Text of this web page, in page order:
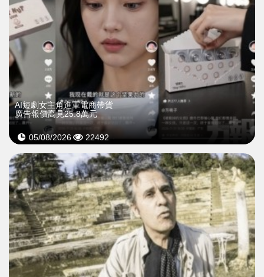
AI短劇女主角進軍電商帶貨
廣告報價高見25.8萬元
05/08/2026 22492